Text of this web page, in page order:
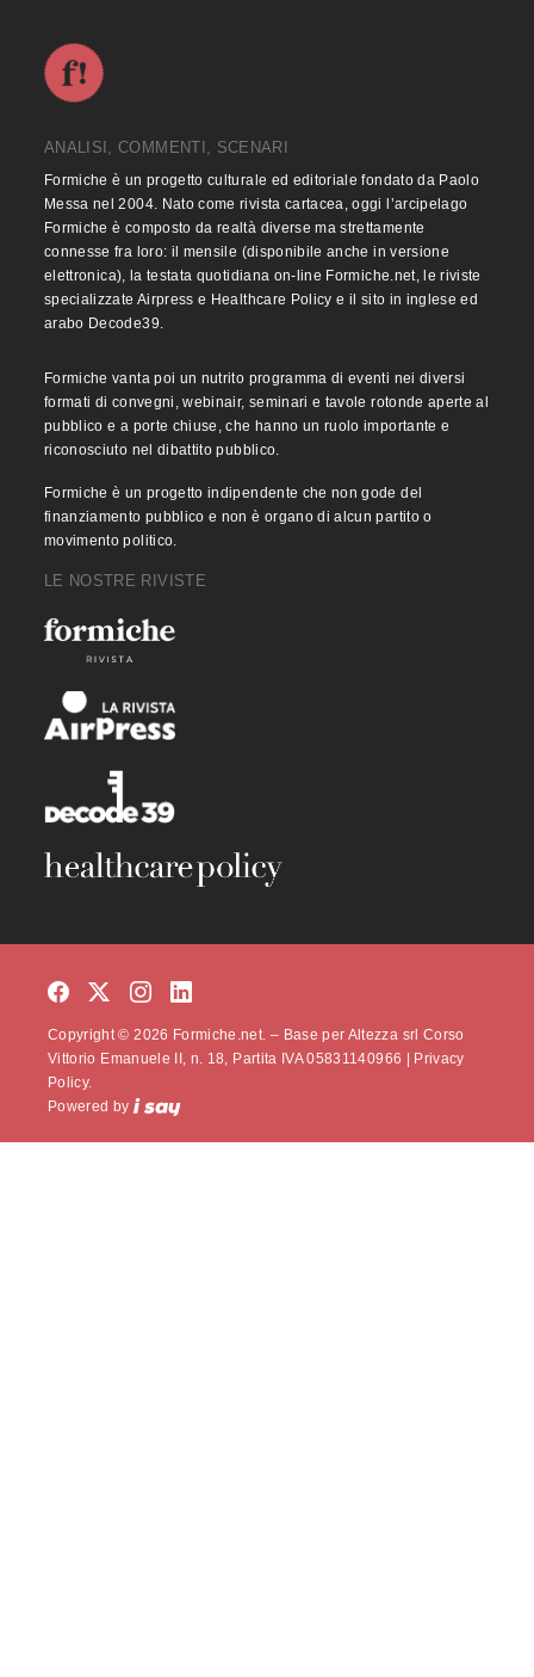
ANALISI, COMMENTI, SCENARI
Formiche è un progetto culturale ed editoriale fondato da Paolo
Messa nel 2004. Nato come rivista cartacea, oggi l’arcipelago
Formiche è composto da realtà diverse ma strettamente
connesse fra loro: il mensile (disponibile anche in versione
elettronica), la testata quotidiana on-line Formiche.net, le riviste
specializzate Airpress e Healthcare Policy e il sito in inglese ed
arabo Decode39.
Formiche vanta poi un nutrito programma di eventi nei diversi
formati di convegni, webinair, seminari e tavole rotonde aperte al
pubblico e a porte chiuse, che hanno un ruolo importante e
riconosciuto nel dibattito pubblico.
Formiche è un progetto indipendente che non gode del
finanziamento pubblico e non è organo di alcun partito o
movimento politico.
LE NOSTRE RIVISTE
Copyright © 2026 Formiche.net. – Base per Altezza srl Corso
Vittorio Emanuele II, n. 18, Partita IVA 05831140966 | Privacy
Policy.
Powered by